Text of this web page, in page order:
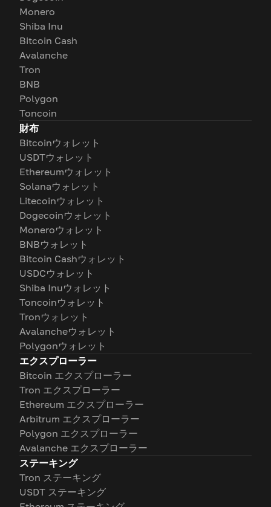
Monero
Shiba Inu
Bitcoin Cash
Avalanche
Tron
BNB
Polygon
Toncoin
財布
Bitcoinウォレット
USDTウォレット
Ethereumウォレット
Solanaウォレット
Litecoinウォレット
Dogecoinウォレット
Moneroウォレット
BNBウォレット
Bitcoin Cashウォレット
USDCウォレット
Shiba Inuウォレット
Toncoinウォレット
Tronウォレット
Avalancheウォレット
Polygonウォレット
エクスプローラー
Bitcoin エクスプローラー
Tron エクスプローラー
Ethereum エクスプローラー
Arbitrum エクスプローラー
Polygon エクスプローラー
Avalanche エクスプローラー
ステーキング
Tron ステーキング
USDT ステーキング